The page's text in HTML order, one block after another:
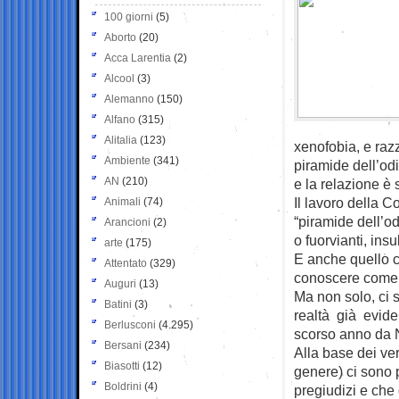
xenofobia, e
piramide
e la relazione è
Il lavoro della
“piramide
o fuorvianti,
E anche quello
conoscere
Ma non solo, ci
realtà già
scorso anno da
Alla base dei
genere) ci sono
pregiudizi e
100 giorni (5)
Aborto (20)
Acca Larentia (2)
Alcool (3)
Alemanno (150)
Alfano (315)
Alitalia (123)
Ambiente (341)
AN (210)
Animali (74)
Arancioni (2)
arte (175)
Attentato (329)
Auguri (13)
Batini (3)
Berlusconi (4.295)
Bersani (234)
Biasotti (12)
Boldrini (4)